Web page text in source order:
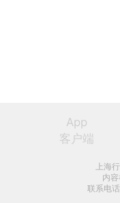
App
客户端
上海
内
联系电